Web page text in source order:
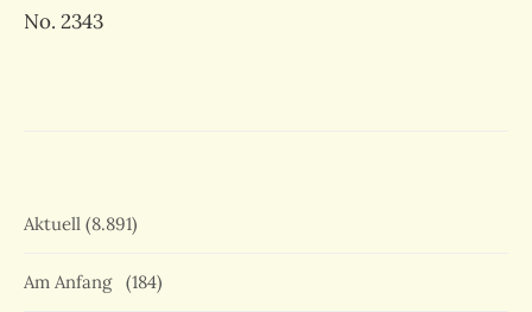
No. 2343
Aktuell (8.891)
Am Anfang (184)